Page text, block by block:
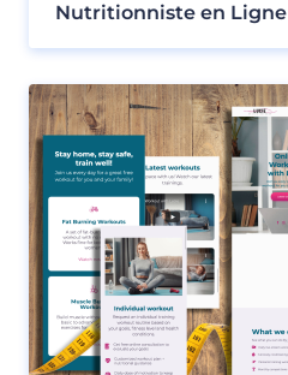
Nutritionniste en Ligne